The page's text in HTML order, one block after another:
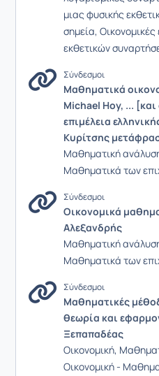
μιας φυσικής
σημεία,
εκθετικών
Σύνδεσμοι
Μαθηματικά
Michael Hoy, ...
επιμέλεια
Κυρίτσης
Μαθηματική
Μαθηματικά των
Σύνδεσμοι
Οικονομικά
Αλεξανδρής
Μαθηματική
Μαθηματικά των
Σύνδεσμοι
Μαθηματικές
θεωρία και
Ξεπαπαδέας
Οικονομική,
Οικονομική -